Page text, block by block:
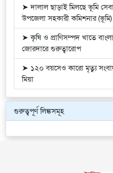
➤ দালাল ছাড়াই মিলছে ভূমি
উপজেলা সহকারী কমিশনার
➤ কৃষি ও প্রাণিসম্পদ খাতে
জোরদারে গুরুত্বারোপ
➤ ১২০ বয়সেও কারো মৃত্যু
মিয়া
গুরুত্বপূর্ণ লিঙ্কসমূহ